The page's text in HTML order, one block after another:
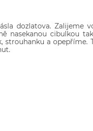
dozlatova. Zalijeme
nasekanou cibulkou
strouhanku a opepříme.